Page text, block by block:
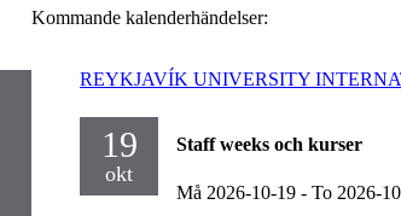
Kommande kalenderhändelser:
REYKJAVÍK UNIVERSITY
19
okt
Staff weeks och kurser
Må 2026-10-19 - To 2026-